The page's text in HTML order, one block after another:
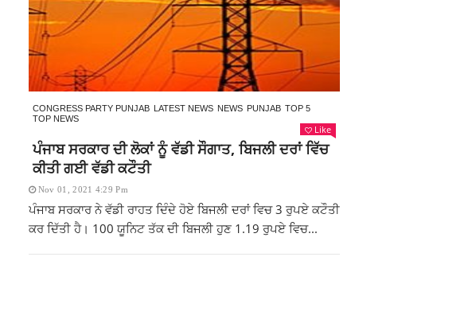
CONGRESS PARTY PUNJAB LATEST NEWS NEWS PUNJAB TOP 5
TOP NEWS
Like
ਪੰਜਾਬ ਸਰਕਾਰ ਦੀ ਲੋਕਾਂ ਨੂੰ ਵੱਡੀ ਸੌਗਾਤ, ਬਿਜਲੀ ਦਰਾਂ ਵਿੱਚ
ਕੀਤੀ ਗਈ ਵੱਡੀ ਕਟੌਤੀ
Nov 01, 2021 4:29 Pm
ਪੰਜਾਬ ਸਰਕਾਰ ਨੇ ਵੱਡੀ ਰਾਹਤ ਦਿੰਦੇ ਹੋਏ ਬਿਜਲੀ ਦਰਾਂ ਵਿਚ 3 ਰੁਪਏ ਕਟੌਤੀ
ਕਰ ਦਿੱਤੀ ਹੈ। 100 ਯੂਨਿਟ ਤੱਕ ਦੀ ਬਿਜਲੀ ਹੁਣ 1.19 ਰੁਪਏ ਵਿਚ...